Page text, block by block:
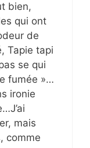
bien,
qui ont
de
Tapie tapi
se qui
fumée »…
ironie
mais
comme